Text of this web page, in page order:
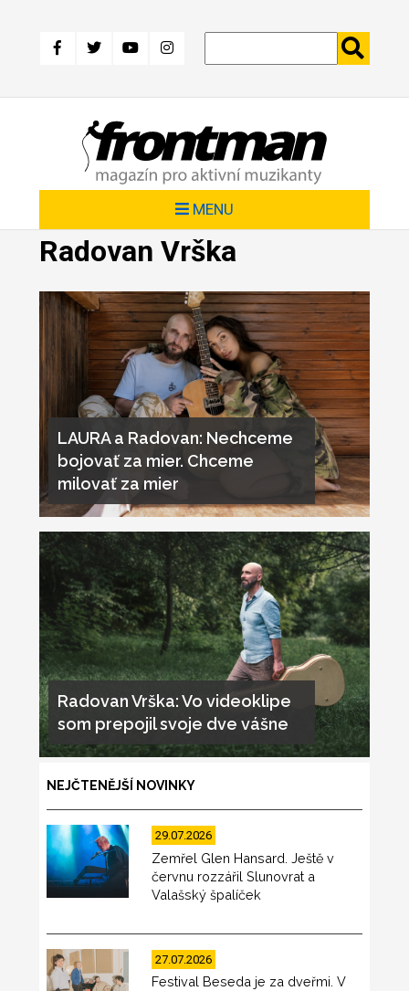
hlavnímu
MENU
Radovan Vrška
LAURA a Radovan: Nechceme
bojovať za mier. Chceme
milovať za mier
Radovan Vrška: Vo videoklipe
som prepojil svoje dve vášne
NEJČTENĚJŠÍ NOVINKY
29.07.2026
Zemřel Glen Hansard. Ještě v
červnu rozzářil Slunovrat a
Valašský špalíček
27.07.2026
Festival Beseda je za dveřmi. V